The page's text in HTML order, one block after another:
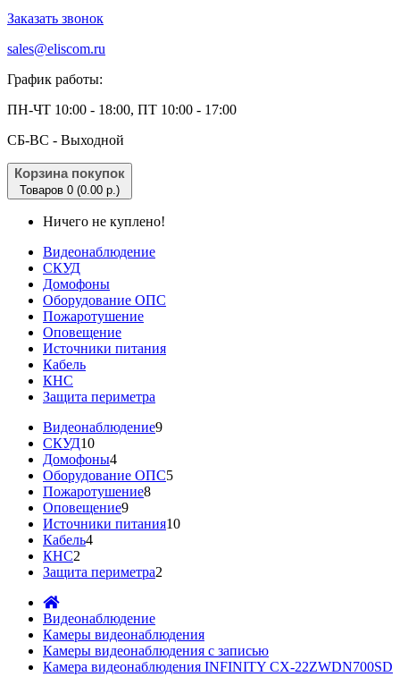
Заказать звонок
sales@eliscom.ru
График работы:
ПН-ЧТ 10:00 - 18:00, ПТ 10:00 - 17:00
CБ-ВС - Выходной
Корзина покупок
Товаров 0 (0.00 р.)
Ничего не куплено!
Видеонаблюдение
СКУД
Домофоны
Оборудование ОПС
Пожаротушение
Оповещение
Источники питания
Кабель
КНС
Защита периметра
Видеонаблюдение9
СКУД10
Домофоны4
Оборудование ОПС5
Пожаротушение8
Оповещение9
Источники питания10
Кабель4
КНС2
Защита периметра2
Видеонаблюдение
Камеры видеонаблюдения
Камеры видеонаблюдения с записью
Камера видеонаблюдения INFINITY CX-22ZWDN700SD